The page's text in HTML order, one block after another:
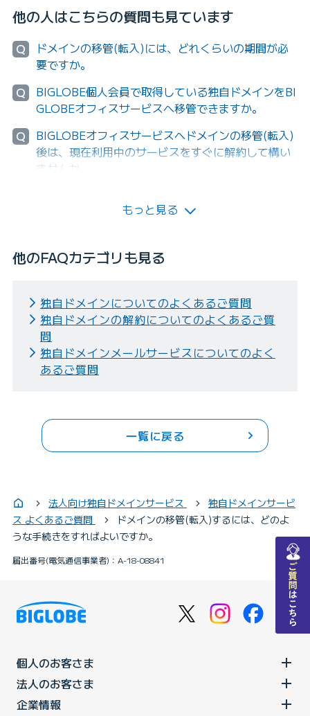
他の人はこちらの質問も見ています
Q
ドメインの移管(転入)には、どれくらいの期間が必
要ですか。
Q
BIGLOBE個人会員で取得している独自ドメインをBI
GLOBEオフィスサービスへ移管できますか。
Q
BIGLOBEオフィスサービスへドメインの移管(転入)
後は、現在利用中のサービスをすぐに解約して構い
ませんか。
もっと見る
他のFAQカテゴリも見る
独自ドメインについてのよくあるご質問
独自ドメインの解約についてのよくあるご質
問
独自ドメインメールサービスについてのよく
あるご質問
一覧に戻る
法人向け独自ドメインサービス
独自ドメインサービ
ス よくあるご質問
ドメインの移管(転入)するには、どのよ
うな手続きをすればよいですか。
届出番号(電気通信事業者)：A-18-08841
個人のお客さま
法人のお客さま
企業情報